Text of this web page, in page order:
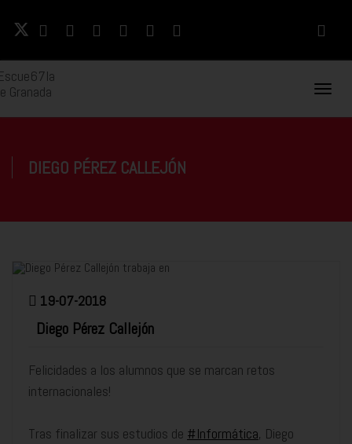
Movil
DIEGO PÉREZ CALLEJÓN
19-07-2018
Diego Pérez Callejón
Felicidades a los alumnos que se marcan retos
internacionales!
Tras finalizar sus estudios de #Informática, Diego